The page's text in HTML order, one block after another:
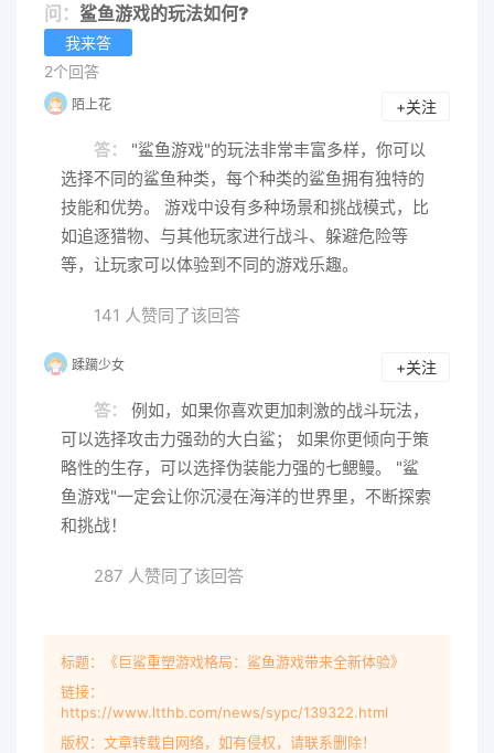
问： 鲨鱼游戏的玩法如何?
我来答
2个回答
陌上花 +关注
答：
"鲨鱼游戏"的玩法非常丰富多样，你可以
选择不同的鲨鱼种类，每个种类的鲨鱼拥有独特的
技能和优势。 游戏中设有多种场景和挑战模式，比
如追逐猎物、与其他玩家进行战斗、躲避危险等
等，让玩家可以体验到不同的游戏乐趣。
141 人赞同了该回答
蹂躏少女 +关注
答：
例如，如果你喜欢更加刺激的战斗玩法，
可以选择攻击力强劲的大白鲨； 如果你更倾向于策
略性的生存，可以选择伪装能力强的七鳃鳗。 "鲨
鱼游戏"一定会让你沉浸在海洋的世界里，不断探索
和挑战！
287 人赞同了该回答
标题：《巨鲨重塑游戏格局：鲨鱼游戏带来全新体验》
链接：
https://www.ltthb.com/news/sypc/139322.html
版权：文章转载自网络，如有侵权，请联系删除！